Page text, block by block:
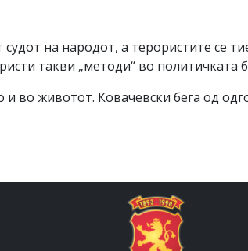
на народот, а терористите се
такви „методи“ во политичката
во животот. Ковачевски бега од